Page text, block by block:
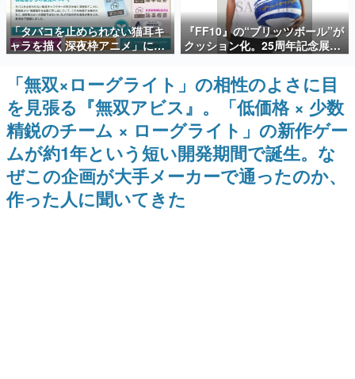
殿堂入り記事
SNS拡散数が数千以上！ ページビュー数万以上！ などな
ど。多くの人々に読まれた、電ファミ渾身の“殿堂入り”記
事をまとめました。
ゲームの企画書
名作ゲームクリエイターの方々に製作時のエピソードをお
聞きし、ヒットする企画（ゲーム）とは何か？を探ってい
きます。
赫本
この物語を解いてはいけない。『赫本』は、〈試験問題〉
の形をした短編ホラー小説集です。
新世代に訊く
「タバコを止められない猫耳キ
ャラを描く深夜枠アニメ」に視
聴者の一部から批判意見。違法
薬物の使用と思しき描写も含め
て、BPOが議論を交わす
『FF10』の“ブリッツボール”が
クッション化。25周年記念展
「FINAL FANTASY X
MUSEUM-幻光の記憶-」のグッ
ズ情報が一部公開
「無双×ローグライト」の相性のよさに目
を見張る『無双アビス』。「低価格 × 少数
精鋭のチーム × ローグライト」の新作ゲー
ムが約1年という短い開発期間で誕生。な
ぜこの企画が大手メーカーで通ったのか、
作った人に聞いてきた